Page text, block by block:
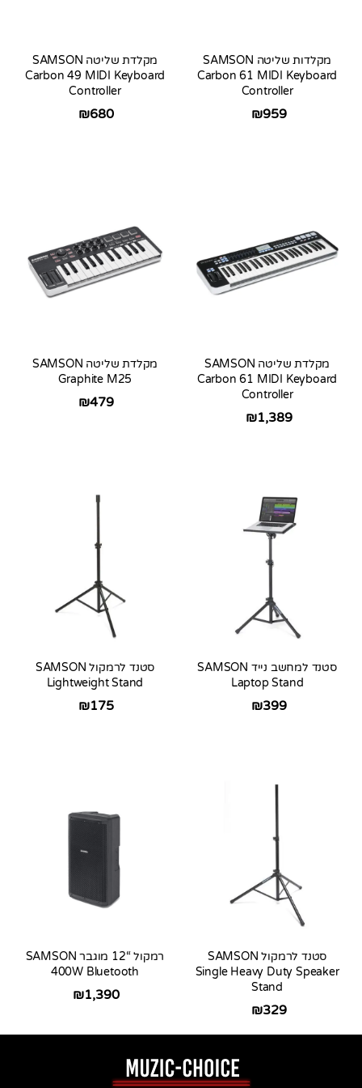
מקלדות שליטה SAMSON
Carbon 61 MIDI Keyboard
Controller
₪959
מקלדת שליטה SAMSON
Carbon 49 MIDI Keyboard
Controller
₪680
מקלדת שליטה SAMSON
Carbon 61 MIDI Keyboard
Controller
₪1,389
מקלדת שליטה SAMSON
Graphite M25
₪479
סטנד למחשב נייד SAMSON
Laptop Stand
₪399
סטנד לרמקול SAMSON
Lightweight Stand
₪175
סטנד לרמקול SAMSON
Single Heavy Duty Speaker
Stand
₪329
רמקול “12 מוגבר SAMSON
400W Bluetooth
₪1,390